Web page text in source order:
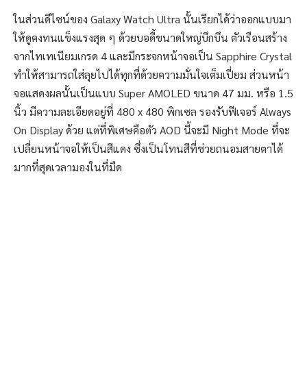
ในส่วนดีไซน์ของ Galaxy Watch Ultra นั้นเรียกได้ว่าออกแบบมา
ให้ดูคงทนแข็งแรงสุด ๆ ด้วยบอดี้ขนาดใหญ่บึกบึน ตัวเรือนสร้าง
จากไทเทเนียมเกรด 4 และมีกระจกหน้าจอเป็น Sapphire Crystal
ทำให้สามารถใส่ลุยไปได้ทุกที่ด้วยความมั่นใจเต็มเปี่ยม ส่วนหน้า
จอแสดงผลนั้นเป็นแบบ Super AMOLED ขนาด 47 มม. หรือ 1.5
นิ้ว มีความละเอียดอยู่ที่ 480 x 480 พิกเซล รองรับฟีเจอร์ Always
On Display ด้วย แต่ที่พิเศษคือตัว AOD นี้จะมี Night Mode ที่จะ
เปลี่ยนหน้าจอให้เป็นสีแดง ซึ่งเป็นโทนสีที่ช่วยถนอมสายตาได้
มากที่สุดเวลามองในที่มืด